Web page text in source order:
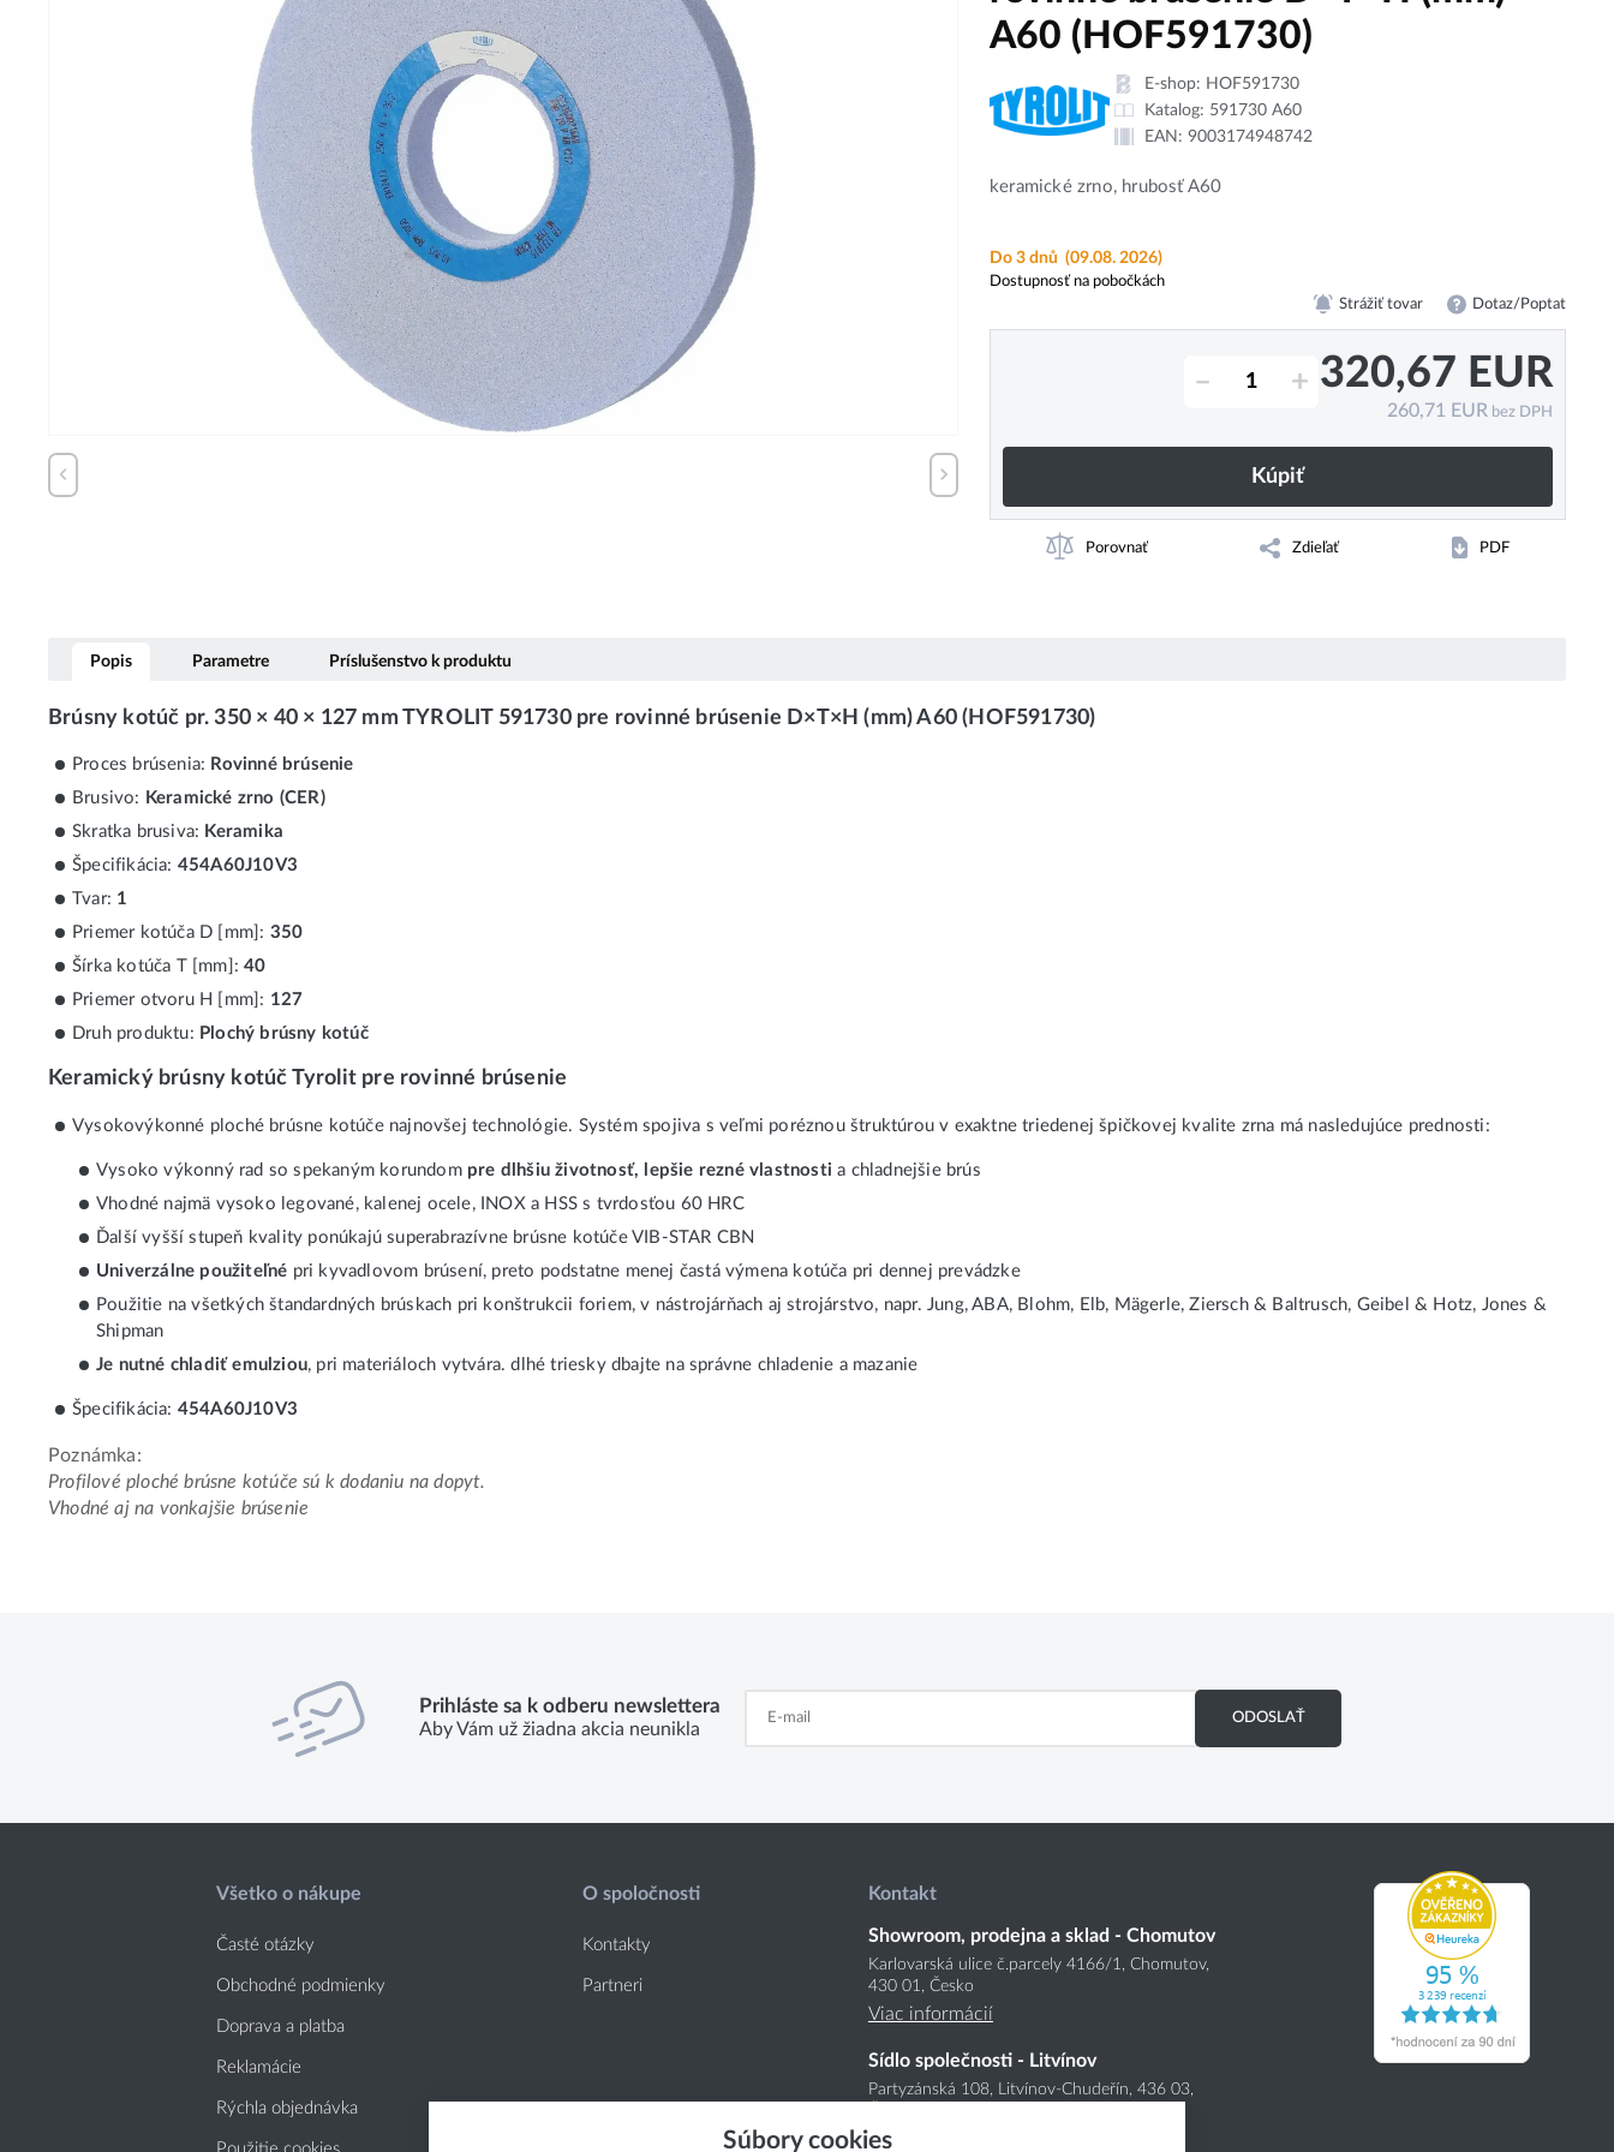
A60 (HOF591730)
E-shop: HOF591730
Katalog: 591730 A60
EAN: 9003174948742
keramické zrno, hrubosť A60
Do 3 dnů (09.08. 2026)
Dostupnosť na pobočkách
Strážiť tovar Dotaz/Poptat
– + 320,67 EUR
260,71 EUR bez DPH
Kúpiť
Porovnať Zdieľať PDF
Popis Parametre Príslušenstvo k produktu
Brúsny kotúč pr. 350 × 40 × 127 mm TYROLIT 591730 pre rovinné brúsenie D×T×H (mm) A60 (HOF591730)
Proces brúsenia: Rovinné brúsenie
Brusivo: Keramické zrno (CER)
Skratka brusiva: Keramika
Špecifikácia: 454A60J10V3
Tvar: 1
Priemer kotúča D [mm]: 350
Šírka kotúča T [mm]:40
Priemer otvoru H [mm]: 127
Druh produktu: Plochý brúsny kotúč
Keramický brúsny kotúč Tyrolit pre rovinné brúsenie
Vysokovýkonné ploché brúsne kotúče najnovšej technológie. Systém spojiva s veľmi poréznou štruktúrou v exaktne triedenej špičkovej kvalite zrna má nasledujúce prednosti:
Vysoko výkonný rad so spekaným korundom pre dlhšiu životnosť, lepšie rezné vlastnosti a chladnejšie brús
Vhodné najmä vysoko legované, kalenej ocele, INOX a HSS s tvrdosťou 60 HRC
Ďalší vyšší stupeň kvality ponúkajú superabrazívne brúsne kotúče VIB-STAR CBN
Univerzálne použiteľné pri kyvadlovom brúsení, preto podstatne menej častá výmena kotúča pri dennej prevádzke
Použitie na všetkých štandardných brúskach pri konštrukcii foriem, v nástrojárňach aj strojárstvo, napr. Jung, ABA, Blohm, Elb, Mägerle, Ziersch & Baltrusch, Geibel & Hotz, Jones &
Shipman
Je nutné chladiť emulziou, pri materiáloch vytvára. dlhé triesky dbajte na správne chladenie a mazanie
Špecifikácia: 454A60J10V3
Poznámka:
Profilové ploché brúsne kotúče sú k dodaniu na dopyt.
Vhodné aj na vonkajšie brúsenie
Prihláste sa k odberu newslettera
Aby Vám už žiadna akcia neunikla
ODOSLAŤ
Všetko o nákupe
Časté otázky
Obchodné podmienky
Doprava a platba
Reklamácie
Rýchla objednávka
O spoločnosti
Kontakty
Partneri
Kontakt
Showroom, prodejna a sklad - Chomutov
Karlovarská ulice č.parcely 4166/1, Chomutov,
430 01, Česko
Viac informácií
Sídlo společnosti - Litvínov
Partyzánská 108, Litvínov-Chudeřín, 436 03,
Viac informácií
Súbory cookies